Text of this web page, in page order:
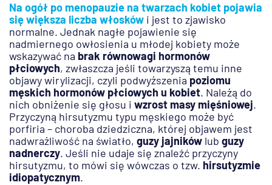
Na ogół po menopauzie na twarzach kobiet pojawia
się większa liczba włosków i jest to zjawisko
normalne. Jednak nagłe pojawienie się
nadmiernego owłosienia u młodej kobiety może
wskazywać na brak równowagi hormonów
płciowych, zwłaszcza jeśli towarzyszą temu inne
objawy wirylizacji, czyli podwyższenia poziomu
męskich hormonów płciowych u kobiet. Należą do
nich obniżenie się głosu i wzrost masy mięśniowej.
Przyczyną hirsutyzmu typu męskiego może być
porfiria – choroba dziedziczna, której objawem jest
nadwrażliwość na światło, guzy jajników lub guzy
nadnerczy. Jeśli nie udaje się znaleźć przyczyny
hirsutyzmu, to mówi się wówczas o tzw. hirsutyzmie
idiopatycznym.